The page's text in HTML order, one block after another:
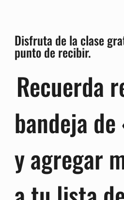
Disfruta de la clase
punto de recibir.
Recuerda
bandeja
y agregar